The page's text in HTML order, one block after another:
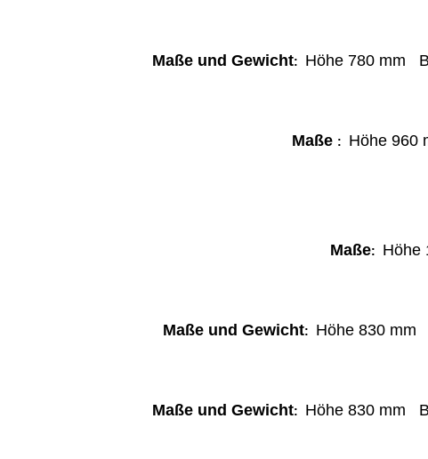
Maße und Gewicht: Höhe 780 mm
Maße : Höhe960
Maße: Höhe
Maße und Gewicht: Höhe 830 mm
Maße und Gewicht: Höhe830 mm